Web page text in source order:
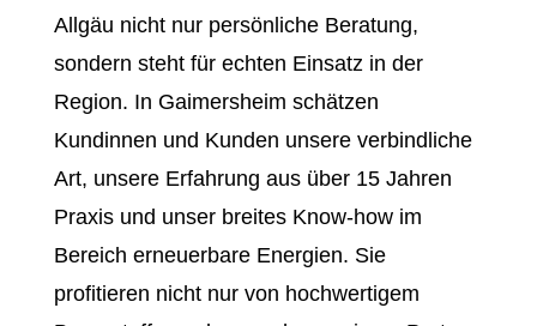
Allgäu nicht nur persönliche Beratung,
sondern steht für echten Einsatz in der
Region. In Gaimersheim schätzen
Kundinnen und Kunden unsere verbindliche
Art, unsere Erfahrung aus über 15 Jahren
Praxis und unser breites Know-how im
Bereich erneuerbare Energien. Sie
profitieren nicht nur von hochwertigem